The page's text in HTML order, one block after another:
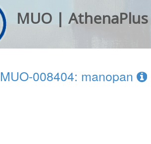
MUO | AthenaPlus
MUO-008404: manopan